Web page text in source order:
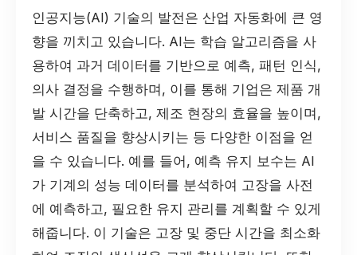
인공지능(AI) 기술의 발전은 산업 자동화에 큰 영
향을 끼치고 있습니다. AI는 학습 알고리즘을 사
용하여 과거 데이터를 기반으로 예측, 패턴 인식,
의사 결정을 수행하며, 이를 통해 기업은 제품 개
발 시간을 단축하고, 제조 현장의 효율을 높이며,
서비스 품질을 향상시키는 등 다양한 이점을 얻
을 수 있습니다. 예를 들어, 예측 유지 보수는 AI
가 기계의 성능 데이터를 분석하여 고장을 사전
에 예측하고, 필요한 유지 관리를 계획할 수 있게
해줍니다. 이 기술은 고장 및 중단 시간을 최소화